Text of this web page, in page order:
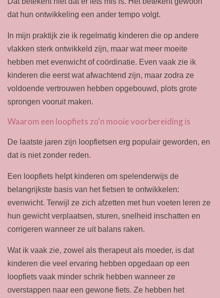
dat hun ontwikkeling een ander tempo volgt.
In mijn praktijk zie ik regelmatig kinderen die op andere
vlakken sterk ontwikkeld zijn, maar wat meer moeite
hebben met evenwicht of coördinatie. Even vaak zie ik
kinderen die eerst wat afwachtend zijn, maar zodra ze
voldoende vertrouwen hebben opgebouwd, plots grote
sprongen vooruit maken.
Waarom een loopfiets zo'n mooie voorbereiding is
De laatste jaren zijn loopfietsen erg populair geworden, en
dat is niet zonder reden.
Een loopfiets helpt kinderen om spelenderwijs de
belangrijkste basis van het fietsen te ontwikkelen:
evenwicht. Terwijl ze zich afzetten met hun voeten leren ze
hun gewicht verplaatsen, sturen, snelheid inschatten en
corrigeren wanneer ze uit balans raken.
Wat ik vaak zie, zowel als therapeut als moeder, is dat
kinderen die veel ervaring hebben opgedaan op een
loopfiets vaak minder schrik hebben wanneer ze
overstappen naar een gewone fiets. Ze hebben het